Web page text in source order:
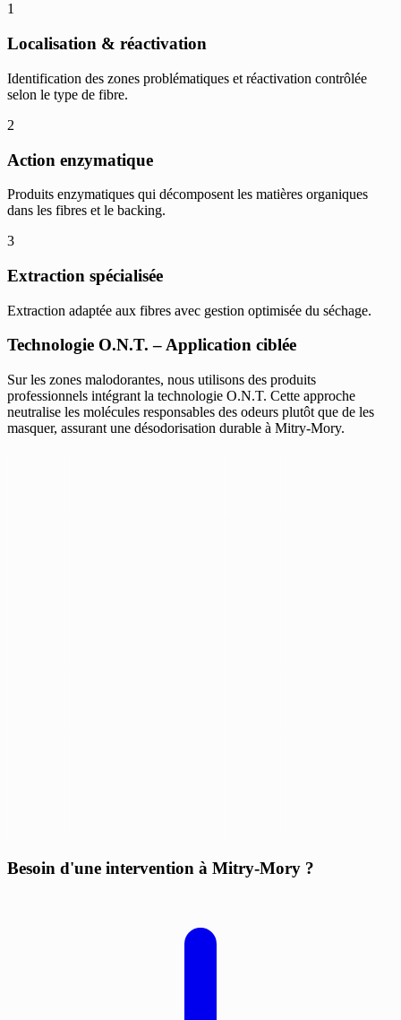
1
Localisation & réactivation
Identification des zones problématiques et réactivation contrôlée
selon le type de fibre.
2
Action enzymatique
Produits enzymatiques qui décomposent les matières organiques
dans les fibres et le backing.
3
Extraction spécialisée
Extraction adaptée aux fibres avec gestion optimisée du séchage.
Technologie O.N.T. – Application ciblée
Sur les zones malodorantes, nous utilisons des produits
professionnels intégrant la technologie O.N.T. Cette approche
neutralise les molécules responsables des odeurs plutôt que de les
masquer, assurant une désodorisation durable à Mitry-Mory.
Besoin d'une intervention à Mitry-Mory ?